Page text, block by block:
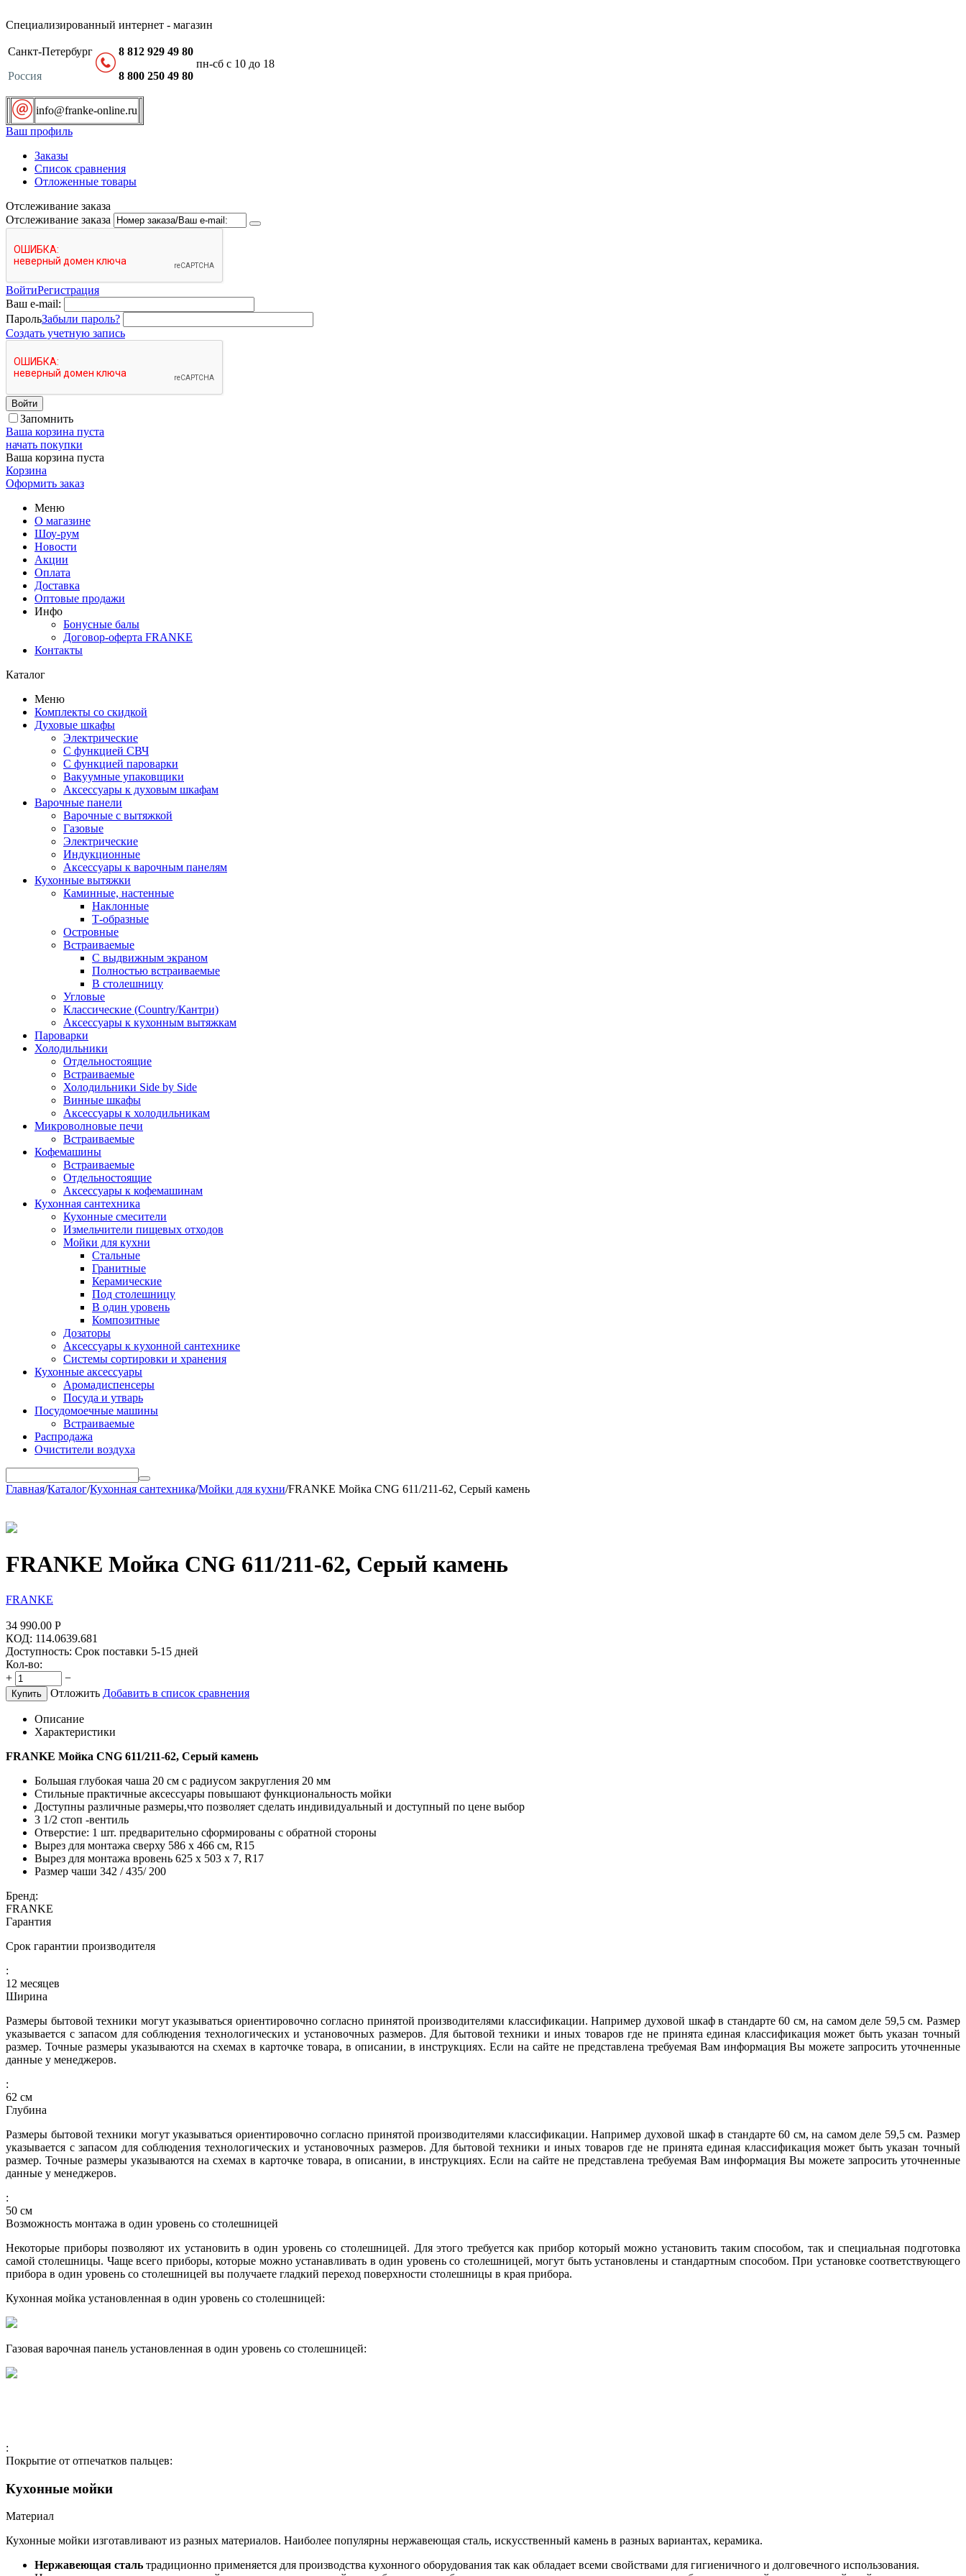
Специализированный интернет - магазин
Санкт-Петербург
Россия
8 812 929 49 80
8 800 250 49 80
пн-сб с 10 до 18
info@franke-online.ru
Ваш профиль
Заказы
Список сравнения
Отложенные товары
Отслеживание заказа
Отслеживание заказа
ВойтиРегистрация
Ваш e-mail:
ПарольЗабыли пароль?
Создать учетную запись
Войти
Запомнить
Ваша корзина пуста
начать покупки
Ваша корзина пуста
Корзина
Оформить заказ
Меню
О магазине
Шоу-рум
Новости
Акции
Оплата
Доставка
Оптовые продажи
Инфо
Бонусные балы
Договор-оферта FRANKE
Контакты
Каталог
Меню
Комплекты со скидкой
Духовые шкафы
Электрические
С функцией СВЧ
С функцией пароварки
Вакуумные упаковщики
Аксессуары к духовым шкафам
Варочные панели
Варочные с вытяжкой
Газовые
Электрические
Индукционные
Аксессуары к варочным панелям
Кухонные вытяжки
Каминные, настенные
Наклонные
Т-образные
Островные
Встраиваемые
С выдвижным экраном
Полностью встраиваемые
В столешницу
Угловые
Классические (Country/Кантри)
Аксессуары к кухонным вытяжкам
Пароварки
Холодильники
Отдельностоящие
Встраиваемые
Холодильники Side by Side
Винные шкафы
Аксессуары к холодильникам
Микроволновые печи
Встраиваемые
Кофемашины
Встраиваемые
Отдельностоящие
Аксессуары к кофемашинам
Кухонная сантехника
Кухонные смесители
Измельчители пищевых отходов
Мойки для кухни
Стальные
Гранитные
Керамические
Под столешницу
В один уровень
Композитные
Дозаторы
Аксессуары к кухонной сантехнике
Системы сортировки и хранения
Кухонные аксессуары
Аромадиспенсеры
Посуда и утварь
Посудомоечные машины
Встраиваемые
Распродажа
Очистители воздуха
Главная/Каталог/Кухонная сантехника/Мойки для кухни/FRANKE Мойка CNG 611/211-62, Серый камень
FRANKE Мойка CNG 611/211-62, Серый камень
FRANKE
34 990.00 Р
КОД: 114.0639.681
Доступность: Срок поставки 5-15 дней
Кол-во:
+
−
Купить Отложить Добавить в список сравнения
Описание
Характеристики
FRANKE Мойка CNG 611/211-62, Серый камень
Большая глубокая чаша 20 см с радиусом закругления 20 мм
Стильные практичные аксессуары повышают функциональность мойки
Доступны различные размеры,что позволяет сделать индивидуальный и доступный по цене выбор
3 1/2 стоп -вентиль
Отверстие: 1 шт. предварительно сформированы с обратной стороны
Вырез для монтажа сверху 586 х 466 см, R15
Вырез для монтажа вровень 625 х 503 х 7, R17
Размер чаши 342 / 435/ 200
Бренд:
FRANKE
Гарантия
Срок гарантии производителя
:
12 месяцев
Ширина
Размеры бытовой техники могут указываться ориентировочно согласно принятой производителями классификации. Например духовой шкаф в стандарте 60 см, на самом деле 59,5 см. Размер
указывается с запасом для соблюдения технологических и установочных размеров. Для бытовой техники и иных товаров где не принята единая классификация может быть указан точный
размер. Точные размеры указываются на схемах в карточке товара, в описании, в инструкциях. Если на сайте не представлена требуемая Вам информация Вы можете запросить уточненные
данные у менеджеров.
:
62 см
Глубина
Размеры бытовой техники могут указываться ориентировочно согласно принятой производителями классификации. Например духовой шкаф в стандарте 60 см, на самом деле 59,5 см. Размер
указывается с запасом для соблюдения технологических и установочных размеров. Для бытовой техники и иных товаров где не принята единая классификация может быть указан точный
размер. Точные размеры указываются на схемах в карточке товара, в описании, в инструкциях. Если на сайте не представлена требуемая Вам информация Вы можете запросить уточненные
данные у менеджеров.
:
50 см
Возможность монтажа в один уровень со столешницей
Некоторые приборы позволяют их установить в один уровень со столешницей. Для этого требуется как прибор который можно установить таким способом, так и специальная подготовка
самой столешницы. Чаще всего приборы, которые можно устанавливать в один уровень со столешницей, могут быть установлены и стандартным способом. При установке соответствующего
прибора в один уровень со столешницей вы получаете гладкий переход поверхности столешницы в края прибора.
Кухонная мойка установленная в один уровень со столешницей:
Газовая варочная панель установленная в один уровень со столешницей:
:
Покрытие от отпечатков пальцев:
Кухонные мойки
Материал
Кухонные мойки изготавливают из разных материалов. Наиболее популярны нержавеющая сталь, искусственный камень в разных вариантах, керамика.
Нержавеющая сталь традиционно применяется для производства кухонного оборудования так как обладает всеми свойствами для гигиеничного и долговечного использования.